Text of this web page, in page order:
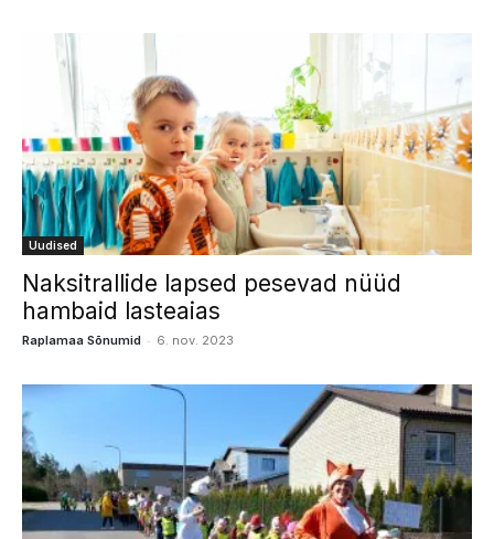
Uudised
Naksitrallide lapsed pesevad nüüd
hambaid lasteaias
Raplamaa Sõnumid - 6. nov. 2023